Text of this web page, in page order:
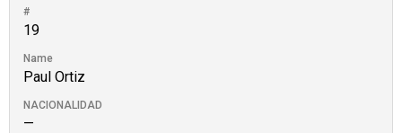
#
19
Name
Paul Ortiz
NACIONALIDAD
—